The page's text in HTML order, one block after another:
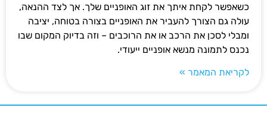
כשאפשר לקחת איתך את זוג האופניים שלך. אך לצד ההנאה,
עולה גם הצורך להעביר את האופניים בצורה בטוחה, יציבה
ומבלי לסכן את הרכב או את הרוכבים – וזה בדיוק המקום שבו
נכנס לתמונה מנשא אופניים ייעודי.
לקריאת המאמר »